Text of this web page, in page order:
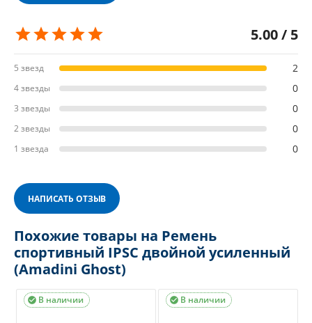
5.00 / 5
5 звезд 2
4 звезды 0
3 звезды 0
2 звезды 0
1 звезда 0
НАПИСАТЬ ОТЗЫВ
Похожие товары на Ремень
спортивный IPSC двойной усиленный
(Amadini Ghost)
В наличии
 В наличии
